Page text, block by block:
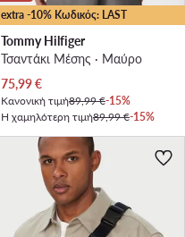
extra -10% Κωδικός: LAST
Tommy Hilfiger
Τσαντάκι Μέσης · Μαύρο
Τρέχουσα τιμή
75,99€
Κανονική τιμή89,99 €-15%
Η χαμηλότερη τιμή89,99 €-15%